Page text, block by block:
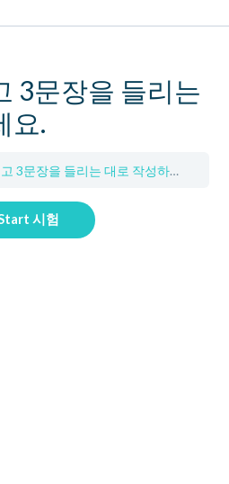
3문장을 들리는
요.
3문장을 들리는 대로 작성하세요.